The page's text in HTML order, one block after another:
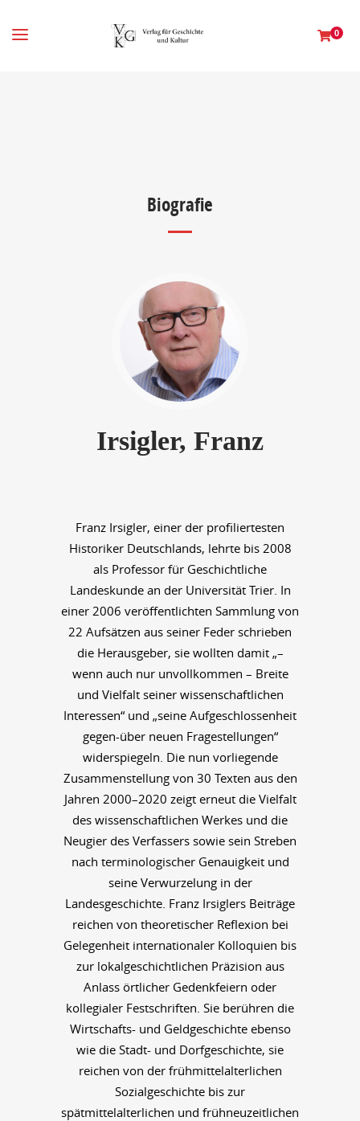
0
Biografie
Irsigler, Franz
Franz Irsigler, einer der profiliertesten
Historiker Deutschlands, lehrte bis 2008
als Professor für Geschichtliche
Landeskunde an der Universität Trier. In
einer 2006 veröffentlichten Sammlung von
22 Aufsätzen aus seiner Feder schrieben
die Herausgeber, sie wollten damit „–
wenn auch nur unvollkommen – Breite
und Vielfalt seiner wissenschaftlichen
Interessen“ und „seine Aufgeschlossenheit
gegen-über neuen Fragestellungen“
widerspiegeln. Die nun vorliegende
Zusammenstellung von 30 Texten aus den
Jahren 2000–2020 zeigt erneut die Vielfalt
des wissenschaftlichen Werkes und die
Neugier des Verfassers sowie sein Streben
nach terminologischer Genauigkeit und
seine Verwurzelung in der
Landesgeschichte. Franz Irsiglers Beiträge
reichen von theoretischer Reflexion bei
Gelegenheit internationaler Kolloquien bis
zur lokalgeschichtlichen Präzision aus
Anlass örtlicher Gedenkfeiern oder
kollegialer Festschriften. Sie berühren die
Wirtschafts- und Geldgeschichte ebenso
wie die Stadt- und Dorfgeschichte, sie
reichen von der frühmittelalterlichen
Sozialgeschichte bis zur
spätmittelalterlichen und frühneuzeitlichen